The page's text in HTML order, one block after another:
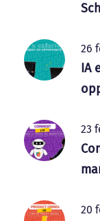
26
IA
23
20